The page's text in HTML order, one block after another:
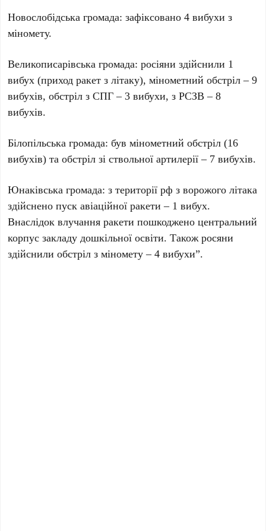
Новослобідська громада: зафіксовано 4 вибухи з
міномету.
Великописарівська громада: росіяни здійснили 1
вибух (приход ракет з літаку), мінометний обстріл – 9
вибухів, обстріл з СПГ – 3 вибухи, з РСЗВ – 8
вибухів.
Білопільська громада: був мінометний обстріл (16
вибухів) та обстріл зі ствольної артилерії – 7 вибухів.
Юнаківська громада: з території рф з ворожого літака
здійснено пуск авіаційної ракети – 1 вибух.
Внаслідок влучання ракети пошкоджено центральний
корпус закладу дошкільної освіти. Також росяни
здійснили обстріл з міномету – 4 вибухи”.